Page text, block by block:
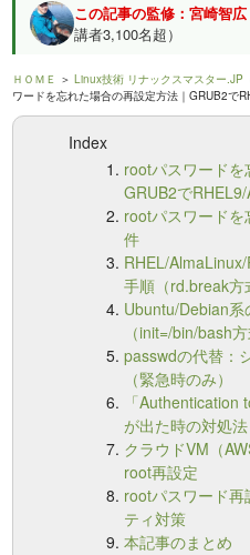
この記事の監修：宮崎智広
講者3,100名超）
ＨＯＭＥ ＞Linux技術 リナックスマスター.JP
ワードを忘れた場合の再設定方法｜GRUB2で
Index
rootパスワードを
GRUB2で
rootパスワード
件
RHEL/
手順（rd.break方
Ubuntu/Debian
（init=/bin/bash方
passwdの代替：
（緊急時のみ）
「Authentication
が出た時の対処法
クラウドVM（
root再設定
rootパスワード再
ティ対策
本記事のまとめ